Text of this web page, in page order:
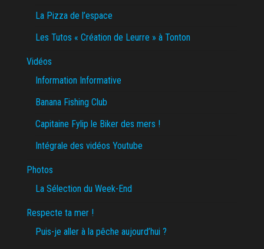
La Pizza de l’espace
Les Tutos « Création de Leurre » à Tonton
Vidéos
Information Informative
Banana Fishing Club
Capitaine Fylip le Biker des mers !
Intégrale des vidéos Youtube
Photos
La Sélection du Week-End
Respecte ta mer !
Puis-je aller à la pêche aujourd’hui ?